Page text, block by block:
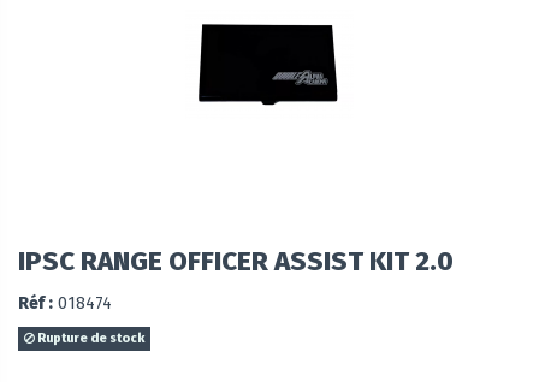
IPSC RANGE OFFICER ASSIST KIT 2.0
Réf : 018474
Rupture de stock